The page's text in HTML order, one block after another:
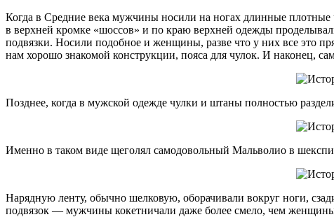
Когда в Средние века мужчины носили на ногах длинные
в верхней кромке «шоссов» и по краю верхней одежды
подвязки. Носили подобное и женщины, разве что у них все это
нам хорошо знакомой конструкции, пояса для чулок. И наконец,
Позднее, когда в мужской одежде чулки и штаны полностью
Именно в таком виде щеголял самодовольный Мальволио в
Нарядную ленту, обычно шелковую, оборачивали вокруг ноги,
подвязок — мужчины кокетничали даже более смело, чем